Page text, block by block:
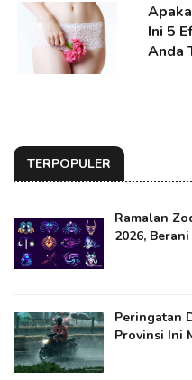
Ini 5
Anda
TERPOPULER
Ramalan
2026,
Peringatan
Provinsi Ini